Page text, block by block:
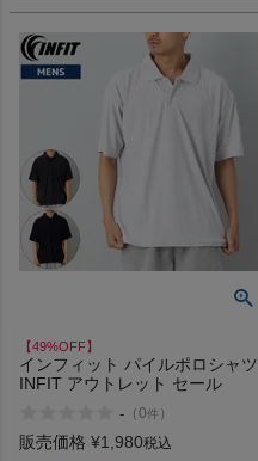
【49%OFF】
インフィット パイルポロシャツ
INFIT アウトレット セール
- （0件 ）
販売価格 ¥1,980税込